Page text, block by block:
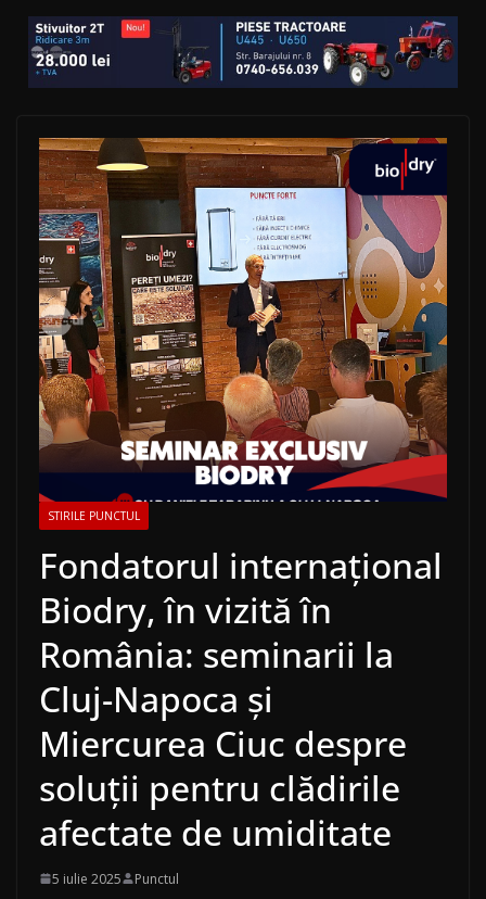
STIRILE PUNCTUL
Fondatorul internațional
Biodry, în vizită în
România: seminarii la
Cluj-Napoca și
Miercurea Ciuc despre
soluții pentru clădirile
afectate de umiditate
5 iulie 2025 Punctul